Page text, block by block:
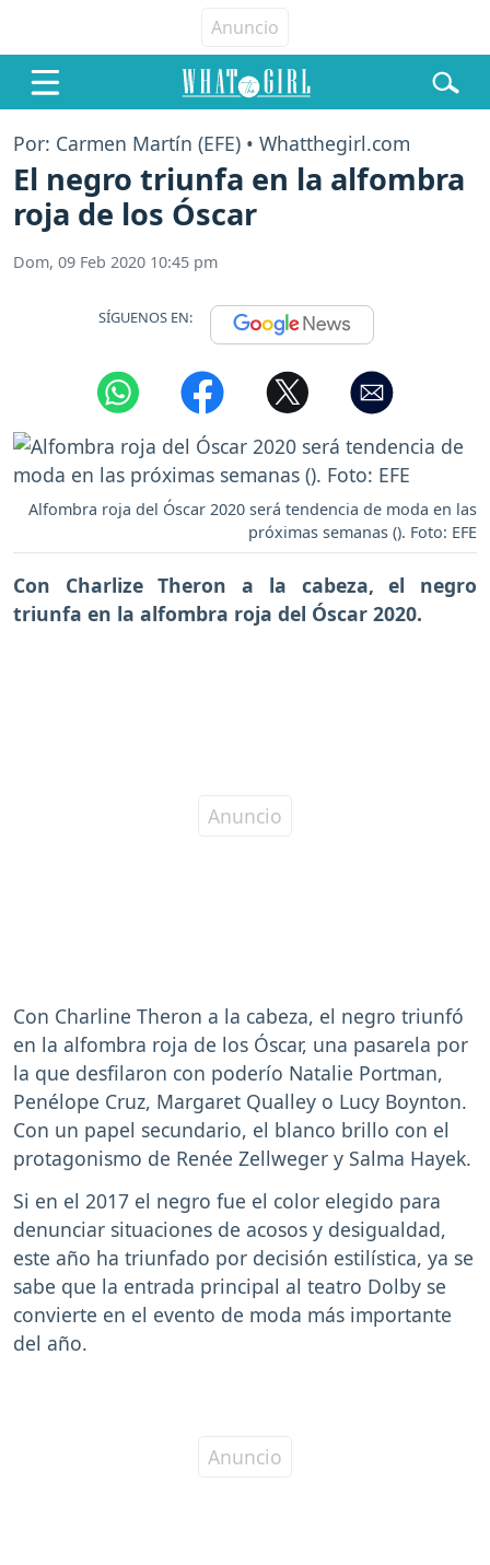
Por: Carmen Martín (EFE) • Whatthegirl.com
El negro triunfa en la alfombra
roja de los Óscar
Dom, 09 Feb 2020 10:45 pm
SÍGUENOS EN:
Alfombra roja del Óscar 2020 será tendencia de moda en las
próximas semanas (). Foto: EFE
Con Charlize Theron a la cabeza, el negro
triunfa en la alfombra roja del Óscar 2020.
Con Charline Theron a la cabeza, el negro triunfó
en la alfombra roja de los Óscar, una pasarela por
la que desfilaron con poderío Natalie Portman,
Penélope Cruz, Margaret Qualley o Lucy Boynton.
Con un papel secundario, el blanco brillo con el
protagonismo de Renée Zellweger y Salma Hayek.
Si en el 2017 el negro fue el color elegido para
denunciar situaciones de acosos y desigualdad,
este año ha triunfado por decisión estilística, ya se
sabe que la entrada principal al teatro Dolby se
convierte en el evento de moda más importante
del año.